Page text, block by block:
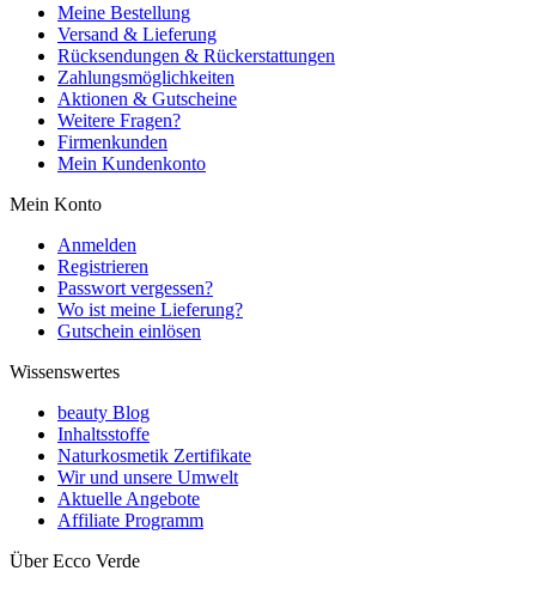
Meine Bestellung
Versand & Lieferung
Rücksendungen & Rückerstattungen
Zahlungsmöglichkeiten
Aktionen & Gutscheine
Weitere Fragen?
Firmenkunden
Mein Kundenkonto
Mein Konto
Anmelden
Registrieren
Passwort vergessen?
Wo ist meine Lieferung?
Gutschein einlösen
Wissenswertes
beauty Blog
Inhaltsstoffe
Naturkosmetik Zertifikate
Wir und unsere Umwelt
Aktuelle Angebote
Affiliate Programm
Über Ecco Verde